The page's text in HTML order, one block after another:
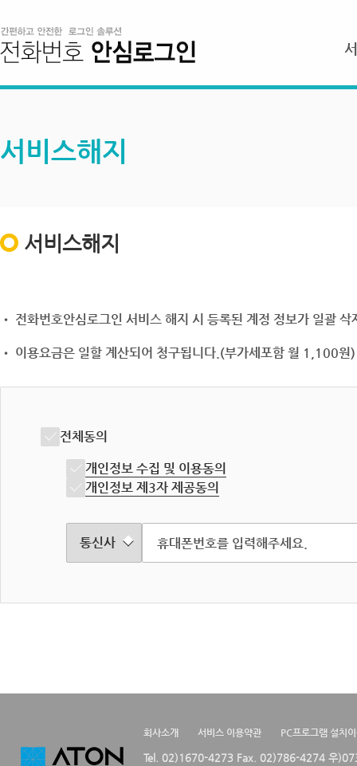
서비스해지
서비스해지
• 전화번호안심로그인 서비스 해지 시 등록된 계정 정보가 일괄
• 이용요금은 일할 계산되어 청구됩니다.(부가세포함 월 1,100원)
전체동의
개인정보 수집 및 이용동의
개인정보 제3자 제공동의
회사소개 서비스 이용약관 PC프로그램 설치
Tel. 02)1670-4273 Fax. 02)786-4274 우